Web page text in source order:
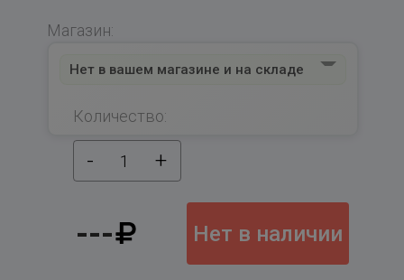
Магазин:
Нет в вашем магазине и на складе
Количество:
- 1 +
--- Нет в наличии